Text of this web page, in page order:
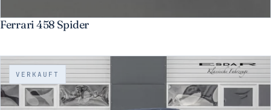
Ferrari 458 Spider
VERKAUFT